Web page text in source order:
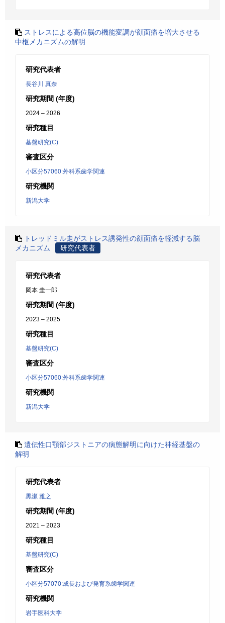
ストレスによる高位脳の機能変調が顔面痛を増大させる
中枢メカニズムの解明
研究代表者
長谷川 真奈
研究期間 (年度)
2024 – 2026
研究種目
基盤研究(C)
審査区分
小区分57060:外科系歯学関連
研究機関
新潟大学
トレッドミル走がストレス誘発性の顔面痛を軽減する脳
メカニズム
研究代表者
研究代表者
岡本 圭一郎
研究期間 (年度)
2023 – 2025
研究種目
基盤研究(C)
審査区分
小区分57060:外科系歯学関連
研究機関
新潟大学
遺伝性口顎部ジストニアの病態解明に向けた神経基盤の
解明
研究代表者
黒瀬 雅之
研究期間 (年度)
2021 – 2023
研究種目
基盤研究(C)
審査区分
小区分57070:成長および発育系歯学関連
研究機関
岩手医科大学